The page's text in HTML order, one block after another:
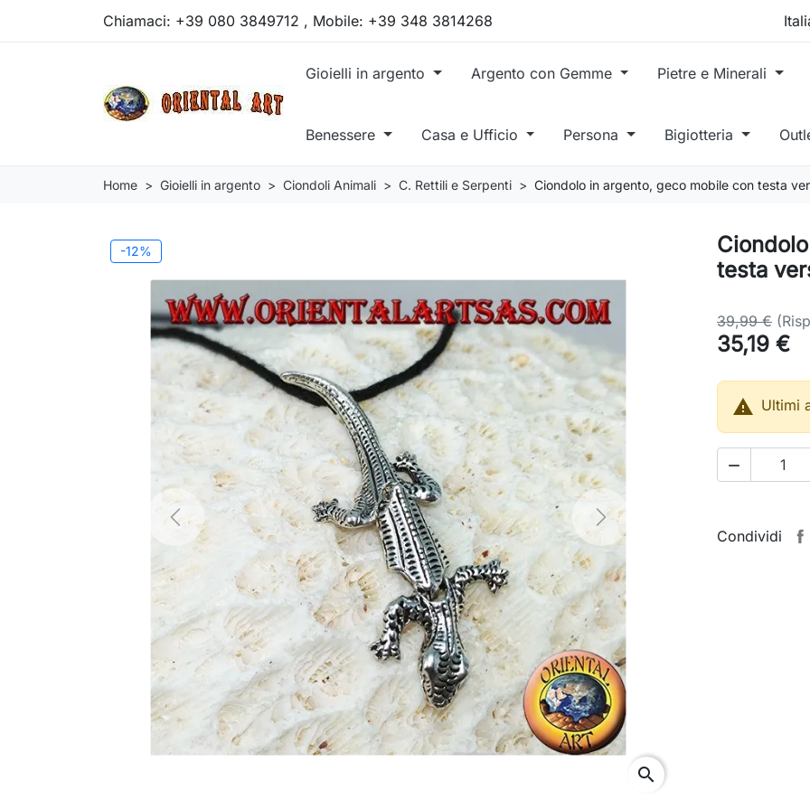
Chiamaci: +39 080 3849712 , Mobile: +39 348 3814268
Gioielli in argento Argento con Gemme Pietre e Minerali
Benessere Casa e Ufficio Persona Bigiotteria
Home Gioielli in argento Ciondoli Animali C. Rettili e Serpenti Ciondolo in argento, geco mobile con testa
-12%
Previous Next
search
testa
39,99 €
35,19 €
 Ultimi

Condividi